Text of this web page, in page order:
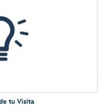
tu Visita